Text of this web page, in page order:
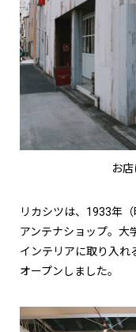
お
リカシツは、1933年
アンテナショップ。大
インテリアに取り入れ
オープンしました。